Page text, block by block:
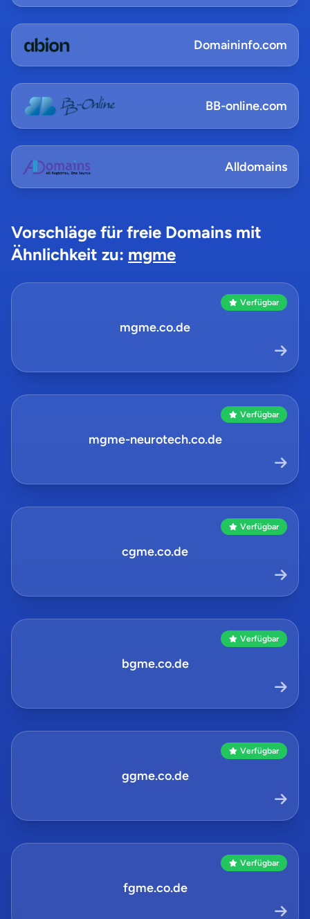
Domaininfo.com
BB-online.com
Alldomains
Vorschläge für freie Domains mit
Ähnlichkeit zu: mgme
Verfügbar
mgme.co.de
Verfügbar
mgme-neurotech.co.de
Verfügbar
cgme.co.de
Verfügbar
bgme.co.de
Verfügbar
ggme.co.de
Verfügbar
fgme.co.de